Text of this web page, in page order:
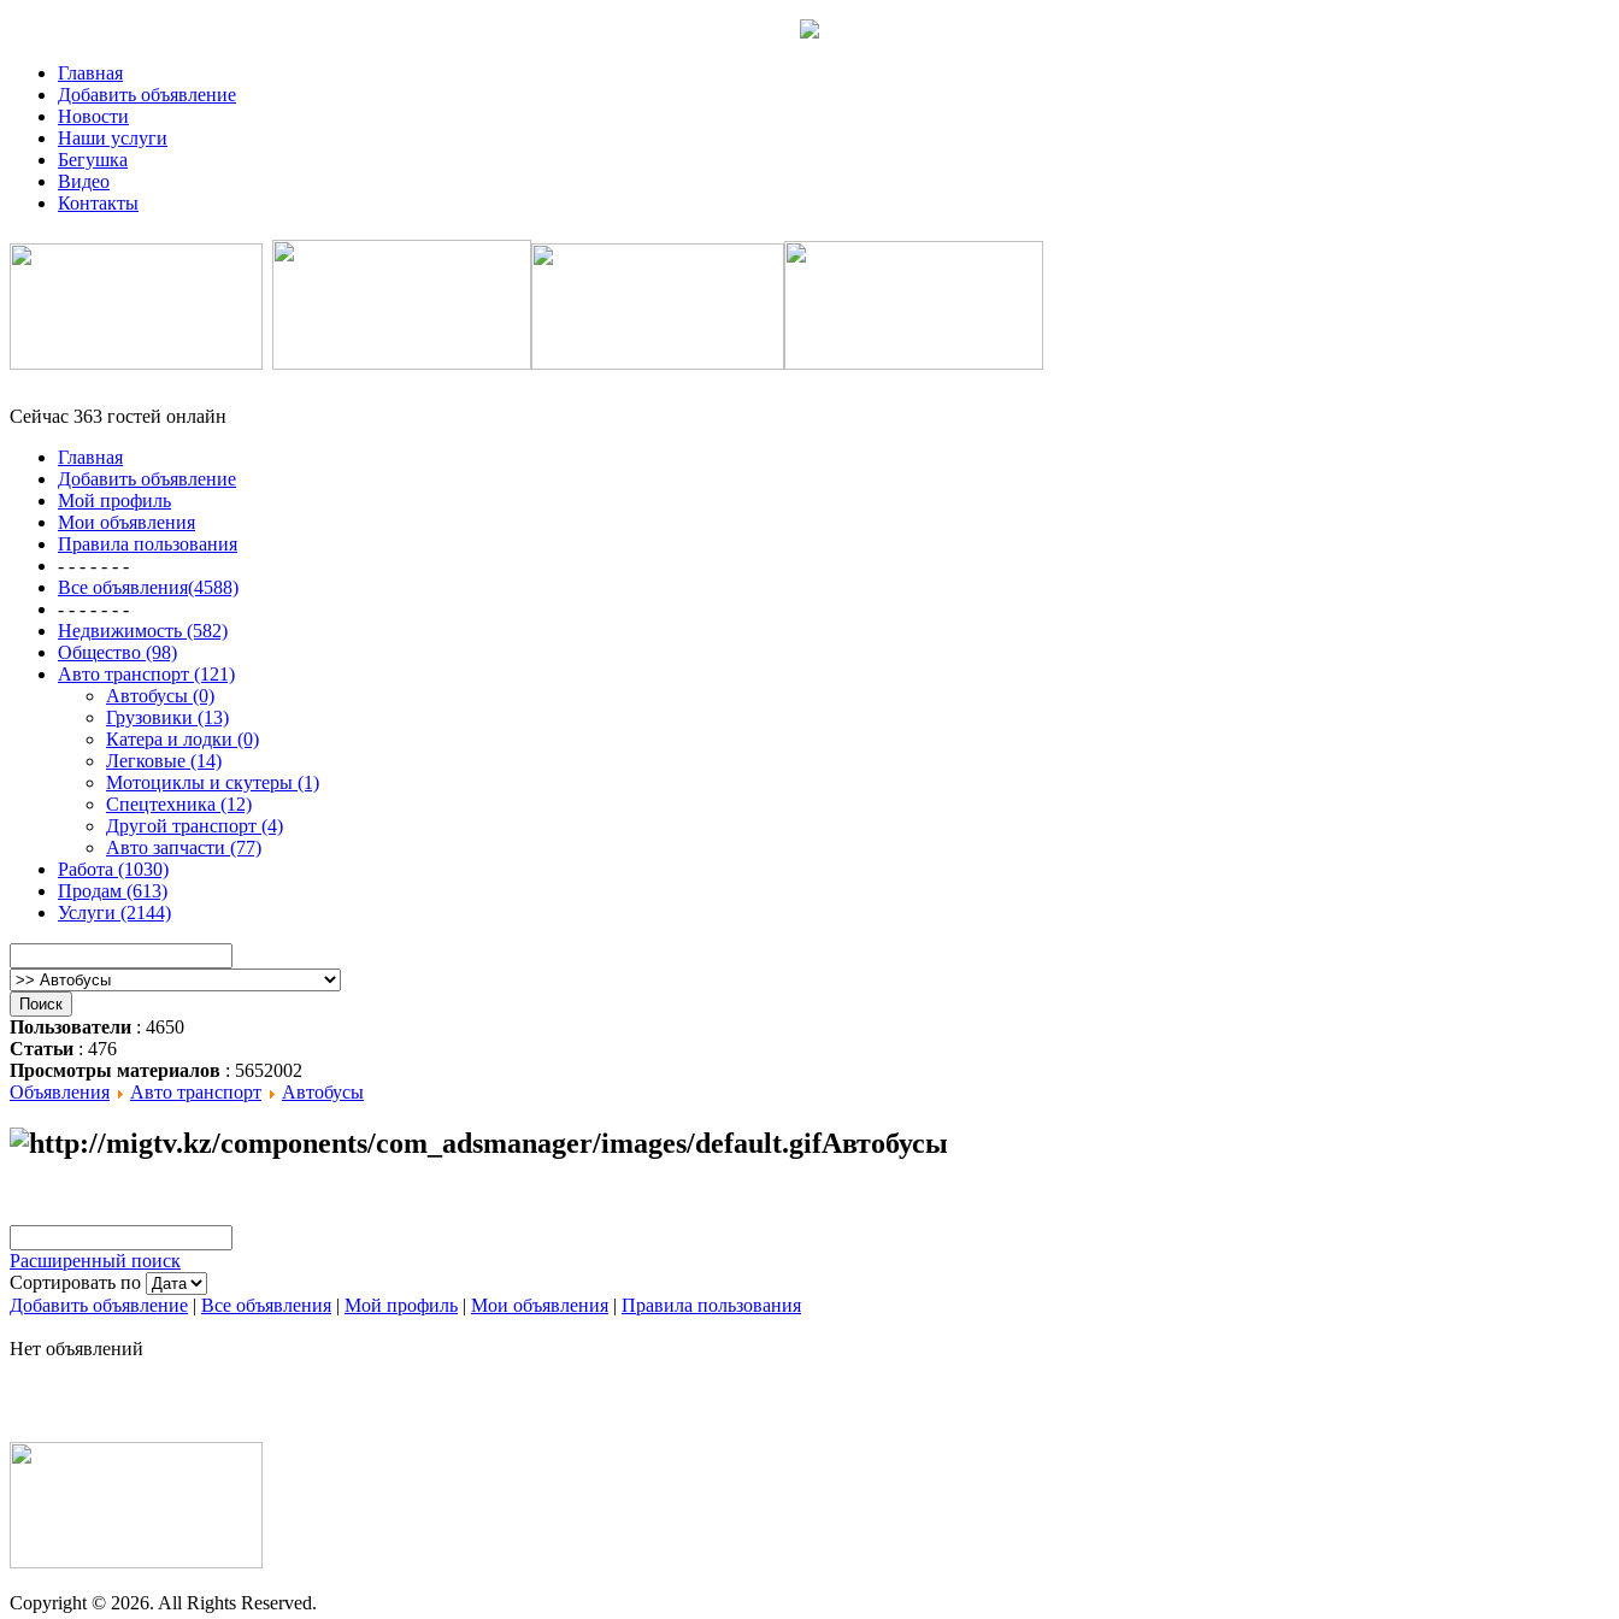
Главная
Добавить объявление
Новости
Наши услуги
Бегушка
Видео
Контакты
Сейчас 363 гостей онлайн
Главная
Добавить объявление
Мой профиль
Мои объявления
Правила пользования
- - - - - - -
Все объявления(4588)
- - - - - - -
Недвижимость (582)
Общество (98)
Авто транспорт (121)
Автобусы (0)
Грузовики (13)
Катера и лодки (0)
Легковые (14)
Мотоциклы и скутеры (1)
Спецтехника (12)
Другой транспорт (4)
Авто запчасти (77)
Работа (1030)
Продам (613)
Услуги (2144)
Пользователи : 4650
Статьи : 476
Просмотры материалов : 5652002
Объявления
Авто транспорт Автобусы
Автобусы
Расширенный поиск
Сортировать по
Добавить объявление | Все объявления | Мой профиль | Мои объявления | Правила пользования
Нет объявлений
Copyright © 2026. All Rights Reserved.